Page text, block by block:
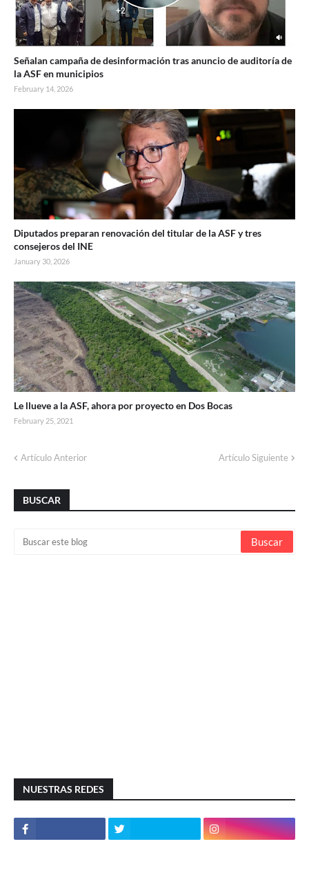
Señalan campaña de desinformación tras anuncio de auditoría de
la ASF en municipios
February 14, 2026
Diputados preparan renovación del titular de la ASF y tres
consejeros del INE
January 30, 2026
Le llueve a la ASF, ahora por proyecto en Dos Bocas
February 25, 2021
Artículo Anterior Artículo Siguiente
BUSCAR
NUESTRAS REDES